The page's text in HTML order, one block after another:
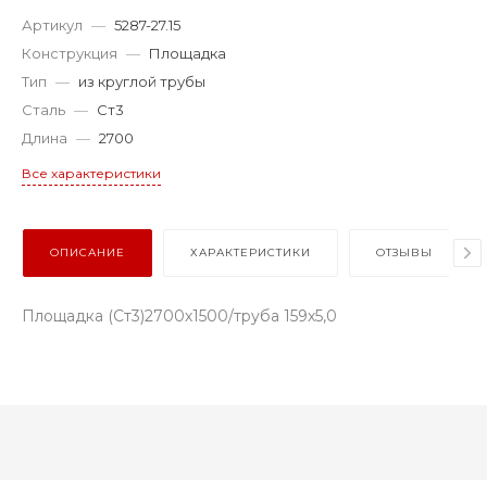
Артикул — 5287-27.15
Конструкция — Площадка
Тип — из круглой трубы
Сталь — Ст3
Длина — 2700
Все характеристики
ОПИСАНИЕ ХАРАКТЕРИСТИКИ ОТЗЫВЫ
Площадка (Ст3)2700х1500/труба 159х5,0